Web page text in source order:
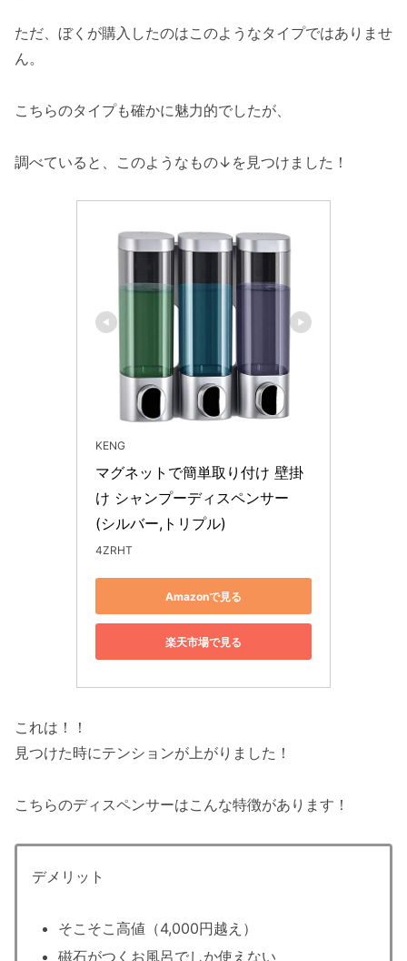
ただ、ぼくが購入したのはこのようなタイプではありませ
ん。
こちらのタイプも確かに魅力的でしたが、
調べていると、このようなもの↓を見つけました！
KENG
マグネットで簡単取り付け 壁掛
け シャンプーディスペンサー
(シルバー,トリプル)
4ZRHT
Amazonで見る
楽天市場で見る
これは！！
見つけた時にテンションが上がりました！
こちらのディスペンサーはこんな特徴があります！
デメリット
そこそこ高値（4,000円越え）
磁石がつくお風呂でしか使えない